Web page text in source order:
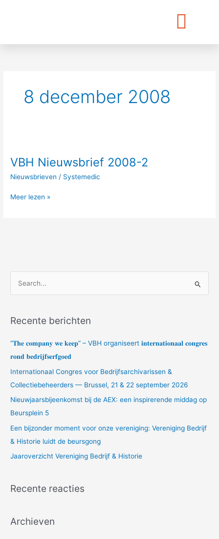
8 december 2008
VBH Nieuwsbrief 2008-2
Nieuwsbrieven / Systemedic
2008-
Meer lezen »
kRecente berichten
“𝐓𝐡𝐞 𝐜𝐨𝐦𝐩𝐚𝐧𝐲 𝐰𝐞 𝐤𝐞𝐞𝐩” – VBH organiseert 𝐢𝐧𝐭𝐞𝐫𝐧𝐚𝐭𝐢𝐨𝐧𝐚𝐚𝐥 𝐜𝐨𝐧𝐠𝐫𝐞𝐬
𝐫𝐨𝐧𝐝 𝐛𝐞𝐝𝐫𝐢𝐣𝐟𝐬𝐞𝐫𝐟𝐠𝐨𝐞𝐝
Internationaal Congres voor Bedrijfsarchivarissen &
Collectiebeheerders — Brussel, 21 & 22 september 2026
Nieuwjaarsbijeenkomst bij de AEX: een inspirerende middag op
Beursplein 5
Een bijzonder moment voor onze vereniging: Vereniging Bedrijf
& Historie luidt de beursgong
Jaaroverzicht Vereniging Bedrijf & Historie
Recente reacties
Archieven